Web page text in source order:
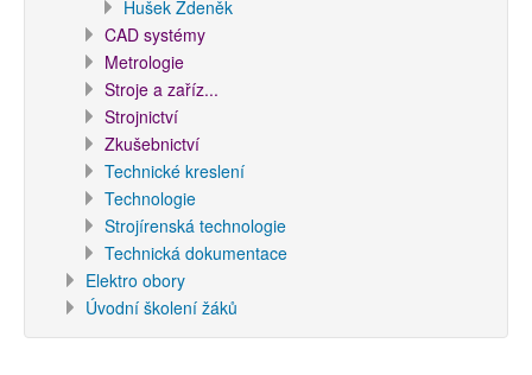
Hušek Zdeněk
CAD systémy
Metrologie
Stroje a zaříz...
Strojnictví
Zkušebnictví
Technické kreslení
Technologie
Strojírenská technologie
Technická dokumentace
Elektro obory
Úvodní školení žáků